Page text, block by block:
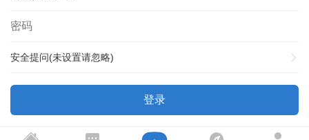
安全提问(未设置请忽略)
登录